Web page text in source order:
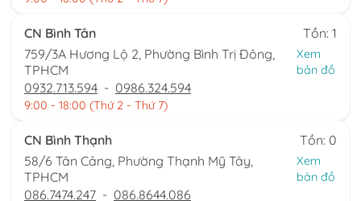
CN Bình Tân
Tồn: 1
759/3A Hương Lộ 2, Phường Bình Trị Đông,
TPHCM
Xem
bản đồ
0932.713.594 - 0986.324.594
9:00 - 18:00 (Thứ 2 - Thứ 7)
CN Bình Thạnh
Tồn: 0
58/6 Tân Cảng, Phường Thạnh Mỹ Tây,
TPHCM
Xem
bản đồ
086.7474.247 - 086.8644.086